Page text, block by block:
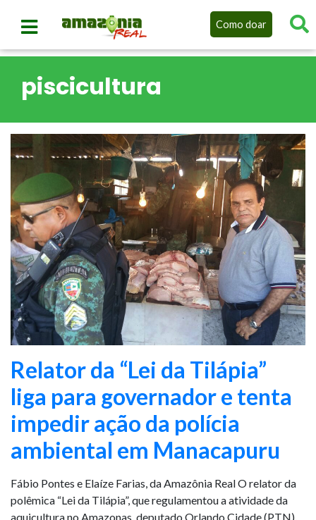
Como doar
piscicultura
Relator da “Lei da Tilápia”
liga para governador e tenta
impedir ação da polícia
ambiental em Manacapuru
Fábio Pontes e Elaíze Farias, da Amazônia Real O relator da
polêmica “Lei da Tilápia”, que regulamentou a atividade da
aquicultura no Amazonas, deputado Orlando Cidade (PTN),